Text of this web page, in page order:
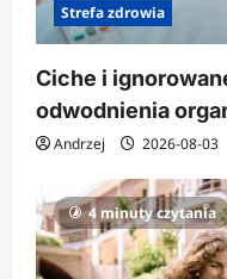
Strefa zdrowia
Ciche i
odwodnienia
Andrzej 2026-08-03
4 minuty czytania